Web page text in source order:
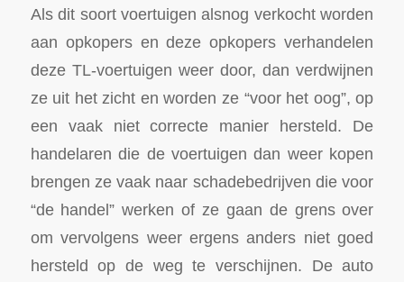
Als dit soort voertuigen alsnog verkocht worden
aan opkopers en deze opkopers verhandelen
deze TL-voertuigen weer door, dan verdwijnen
ze uit het zicht en worden ze “voor het oog”, op
een vaak niet correcte manier hersteld. De
handelaren die de voertuigen dan weer kopen
brengen ze vaak naar schadebedrijven die voor
“de handel” werken of ze gaan de grens over
om vervolgens weer ergens anders niet goed
hersteld op de weg te verschijnen. De auto